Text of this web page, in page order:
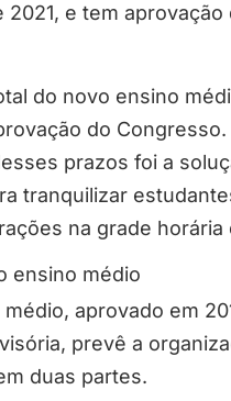
2021, e tem aprovação
do novo ensino
do Congresso.
prazos foi a
tranquilizar
na grade horária
ensino médio
aprovado em
prevê a
duas partes.